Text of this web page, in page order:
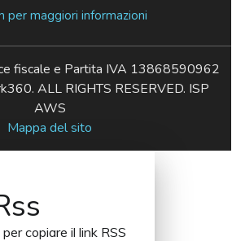
maggiori informazioni
fiscale e Partita IVA 13868590962
ALL RIGHTS RESERVED. ISP
AWS
Mappa del sito
copiare il link RSS